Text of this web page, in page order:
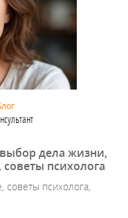
дела жизни,
психолога
советы психолога,